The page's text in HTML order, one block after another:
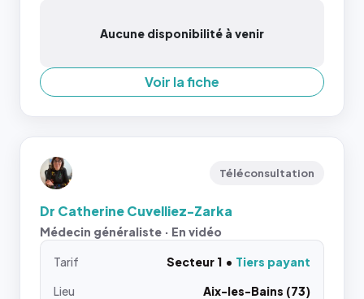
Aucune disponibilité à venir
Voir la fiche
Téléconsultation
Dr Catherine Cuvelliez-Zarka
Médecin généraliste · En vidéo
Tarif Secteur 1
Tiers payant
Lieu
Aix-les-Bains (73)